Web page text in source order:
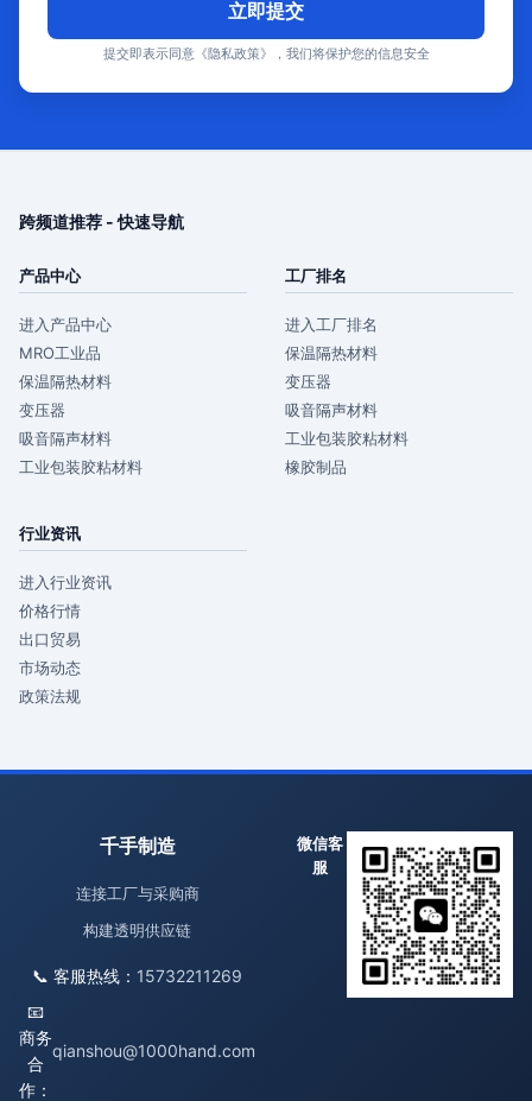
立即提交
提交即表示同意《隐私政策》，我们将保护您的信息安全
跨频道推荐 - 快速导航
产品中心
进入产品中心
MRO工业品
保温隔热材料
变压器
吸音隔声材料
工业包装胶粘材料
工厂排名
进入工厂排名
保温隔热材料
变压器
吸音隔声材料
工业包装胶粘材料
橡胶制品
行业资讯
进入行业资讯
价格行情
出口贸易
市场动态
政策法规
千手制造
连接工厂与采购商
构建透明供应链
📞 客服热线： 15732211269
📧
商务
合
作：
qianshou@1000hand.com
微信客
服